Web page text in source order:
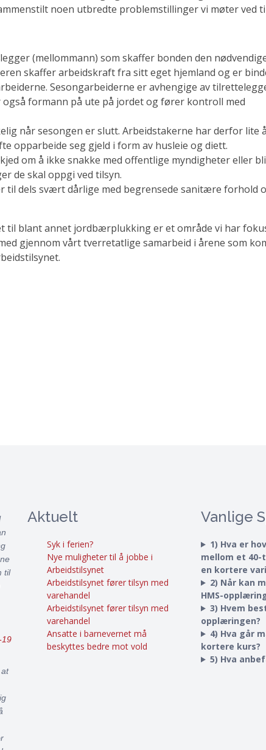
noen utbredte problemstillinger vi møter ved
(mellommann) som skaffer bonden den
skaffer arbeidskraft fra sitt eget hjemland og er
Sesongarbeiderne er avhengige av
formann på ute på jordet og fører kontroll med
når sesongen er slutt. Arbeidstakerne har derfor lite
opparbeide seg gjeld i form av husleie og diett.
om å ikke snakke med offentlige myndigheter eller
de skal oppgi ved tilsyn.
til dels svært dårlige med begrensede sanitære forhold
til blant annet jordbærplukking er et område vi har
gjennom vårt tverretatlige samarbeid i årene som
til
19
Aktuelt
Syk i ferien?
Nye muligheter til å jobbe i
Arbeidstilsynet
Arbeidstilsynet fører tilsyn med
varehandel
Arbeidstilsynet fører tilsyn med
varehandel
Ansatte i barnevernet må
beskyttes bedre mot vold
Vanlige
1) Hva er
mellom et 40-
en kortere
2) Når kan
HMS-
3) Hvem
opplæringen?
4) Hva går
kortere kurs?
5) Hva